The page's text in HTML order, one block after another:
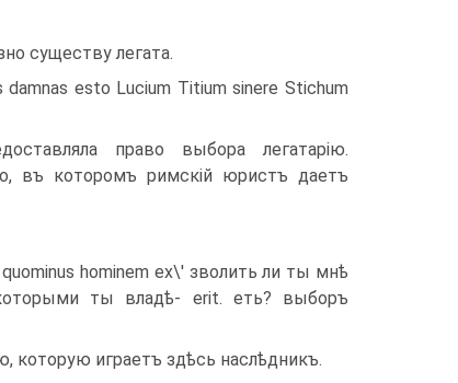
существу легата.
esto Lucium Titium sinere Stichum
право выбора легатарію.
въ которомъ римскій юристъ даетъ
hominem ex\' зволить ли ты мнѣ
ты владѣ- erit. еть? выборъ
играетъ здѣсь наслѣдникъ.